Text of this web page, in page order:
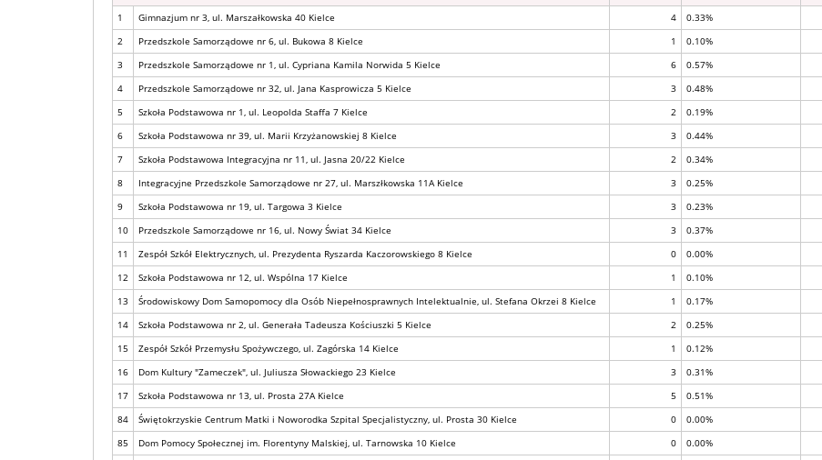
1 Gimnazjum nr 3, ul. Marszałkowska 40 Kielce 4 0.33%
2
Przedszkole Samorządowe nr 6, ul. Bukowa 8 Kielce 1 0.10%
3
Przedszkole Samorządowe nr 1, ul. Cypriana Kamila Norwida 5 Kielce 6 0.57%
4
Przedszkole Samorządowe nr 32, ul. Jana Kasprowicza 5 Kielce 3 0.48%
5
Szkoła Podstawowa nr 1, ul. Leopolda Staffa 7 Kielce 2 0.19%
6
Szkoła Podstawowa nr 39, ul. Marii Krzyżanowskiej 8 Kielce 3 0.44%
7
Szkoła Podstawowa Integracyjna nr 11, ul. Jasna 20/22 Kielce 2 0.34%
8
Integracyjne Przedszkole Samorządowe nr 27, ul. Marszłkowska 11A Kielce 3 0.25%
9
Szkoła Podstawowa nr 19, ul. Targowa 3 Kielce 3 0.23%
10
Przedszkole Samorządowe nr 16, ul. Nowy Świat 34 Kielce 3 0.37%
11
Zespół Szkół Elektrycznych, ul. Prezydenta Ryszarda Kaczorowskiego 8 Kielce 0 0.00%
12
Szkoła Podstawowa nr 12, ul. Wspólna 17 Kielce 1 0.10%
13
Środowiskowy Dom Samopomocy dla Osób Niepełnosprawnych Intelektualnie, ul. Stefana Okrzei 8 Kielce 1 0.17%
14
Szkoła Podstawowa nr 2, ul. Generała Tadeusza Kościuszki 5 Kielce 2 0.25%
15
Zespół Szkół Przemysłu Spożywczego, ul. Zagórska 14 Kielce 1 0.12%
16
Dom Kultury "Zameczek", ul. Juliusza Słowackiego 23 Kielce 3 0.31%
17
Szkoła Podstawowa nr 13, ul. Prosta 27A Kielce 5 0.51%
84
Świętokrzyskie Centrum Matki i Noworodka Szpital Specjalistyczny, ul. Prosta 30 Kielce 0 0.00%
85
Dom Pomocy Społecznej im. Florentyny Malskiej, ul. Tarnowska 10 Kielce 0 0.00%